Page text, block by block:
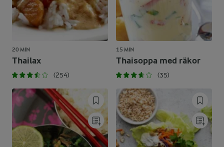
20 MIN
Thailax
(254)
15 MIN
Thaisoppa med räkor
(35)